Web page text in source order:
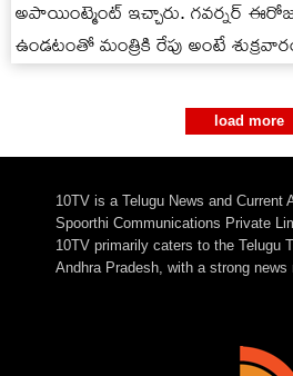
అపాయింట్మెంట్ ఇచ్చారు. గవర్నర్
ఉండటంతో మంత్రికి రేపు అంటే
load more
10TV is a Telugu News and Current
Spoorthi Communications Private
10TV primarily caters to the Telugu
Andhra Pradesh, with a strong